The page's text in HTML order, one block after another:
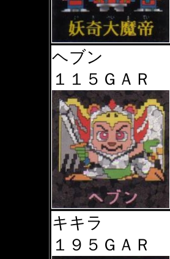
ヘブン
１１５ＧＡＲ
キキラ
１９５ＧＡＲ